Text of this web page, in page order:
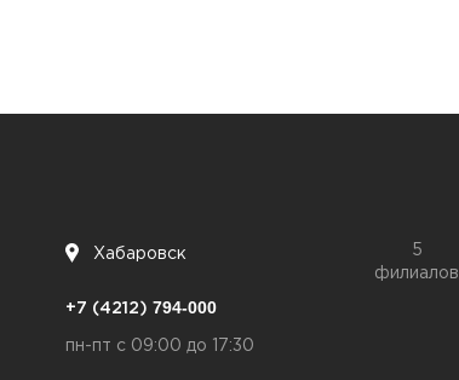
Хабаровск
5
филиалов
+7 (4212) 794-000
пн-пт с 09:00 до 17:30